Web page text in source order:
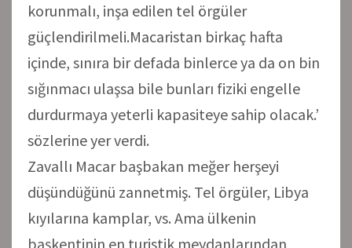
korunmalı, inşa edilen tel örgüler
güçlendirilmeli.Macaristan birkaç hafta
içinde, sınıra bir defada binlerce ya da on bin
sığınmacı ulaşsa bile bunları fiziki engelle
durdurmaya yeterli kapasiteye sahip olacak.’
sözlerine yer verdi.
Zavallı Macar başbakan meğer herşeyi
düşündüğünü zannetmiş. Tel örgüler, Libya
kıyılarına kamplar, vs. Ama ülkenin
başkentinin en turistik meydanlarından